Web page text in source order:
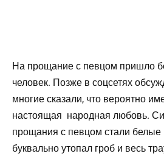
На прощание с певцом пришло
человек. Позже в соцсетях
многие сказали, что вероятно
настоящая народная любовь.
прощания с певцом стали белые
буквально утопал гроб и весь